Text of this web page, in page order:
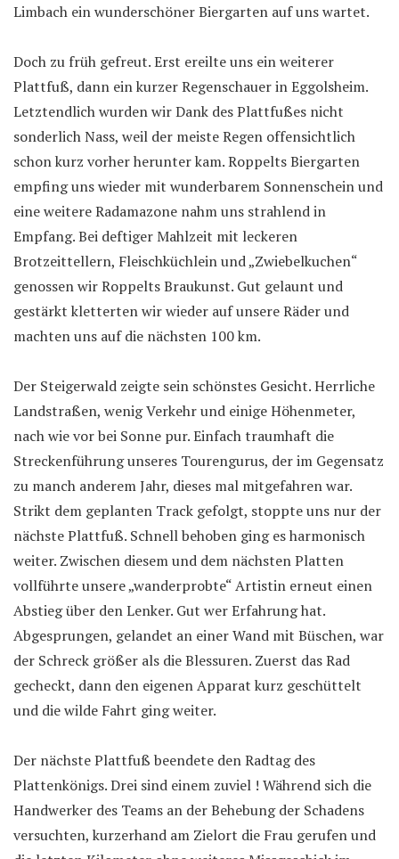
Limbach ein wunderschöner Biergarten auf uns wartet.
Doch zu früh gefreut. Erst ereilte uns ein weiterer
Plattfuß, dann ein kurzer Regenschauer in Eggolsheim.
Letztendlich wurden wir Dank des Plattfußes nicht
sonderlich Nass, weil der meiste Regen offensichtlich
schon kurz vorher herunter kam. Roppelts Biergarten
empfing uns wieder mit wunderbarem Sonnenschein und
eine weitere Radamazone nahm uns strahlend in
Empfang. Bei deftiger Mahlzeit mit leckeren
Brotzeittellern, Fleischküchlein und „Zwiebelkuchen“
genossen wir Roppelts Braukunst. Gut gelaunt und
gestärkt kletterten wir wieder auf unsere Räder und
machten uns auf die nächsten 100 km.
Der Steigerwald zeigte sein schönstes Gesicht. Herrliche
Landstraßen, wenig Verkehr und einige Höhenmeter,
nach wie vor bei Sonne pur. Einfach traumhaft die
Streckenführung unseres Tourengurus, der im Gegensatz
zu manch anderem Jahr, dieses mal mitgefahren war.
Strikt dem geplanten Track gefolgt, stoppte uns nur der
nächste Plattfuß. Schnell behoben ging es harmonisch
weiter. Zwischen diesem und dem nächsten Platten
vollführte unsere „wanderprobte“ Artistin erneut einen
Abstieg über den Lenker. Gut wer Erfahrung hat.
Abgesprungen, gelandet an einer Wand mit Büschen, war
der Schreck größer als die Blessuren. Zuerst das Rad
gecheckt, dann den eigenen Apparat kurz geschüttelt
und die wilde Fahrt ging weiter.
Der nächste Plattfuß beendete den Radtag des
Plattenkönigs. Drei sind einem zuviel ! Während sich die
Handwerker des Teams an der Behebung der Schadens
versuchten, kurzerhand am Zielort die Frau gerufen und